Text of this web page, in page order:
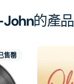
的產品
售罄